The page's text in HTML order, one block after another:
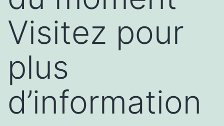
Visitez pour
plus
d’information